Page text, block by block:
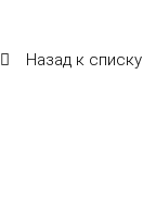
Назад к списку